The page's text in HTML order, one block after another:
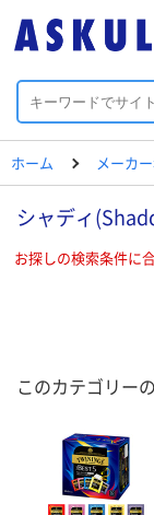
ホーム メーカ
シャディ
お探しの検索条件に
このカテゴリー